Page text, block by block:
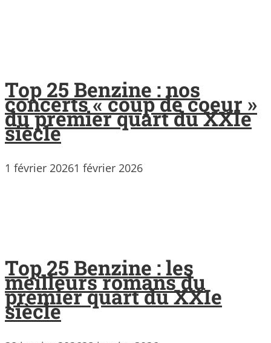
Top 25 Benzine : nos
concerts « coup de coeur »
du premier quart du XXIe
siècle
1 février 20261 février 2026
Top 25 Benzine : les
meilleurs romans du
premier quart du XXIe
siècle